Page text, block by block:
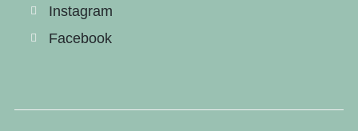
Instagram
Facebook